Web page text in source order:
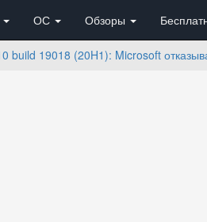
ОС Обзоры
build 19018 (20H1): Microsoft